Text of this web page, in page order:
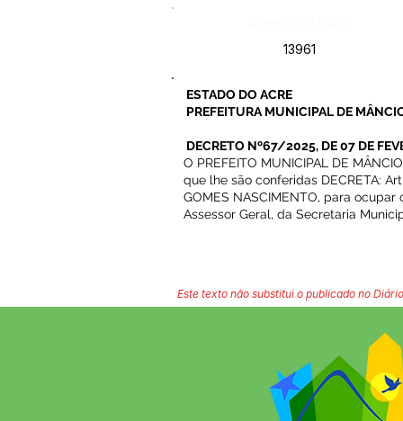
13961
ESTADO DO ACRE
PREFEITURA MUNICIPAL DE
DECRETO Nº67/2025, DE 07 DE
O PREFEITO MUNICIPAL DE
que lhe são conferidas DECRETA:
GOMES NASCIMENTO, para
Assessor Geral, da Secretaria
Este texto não substitui o publicado no